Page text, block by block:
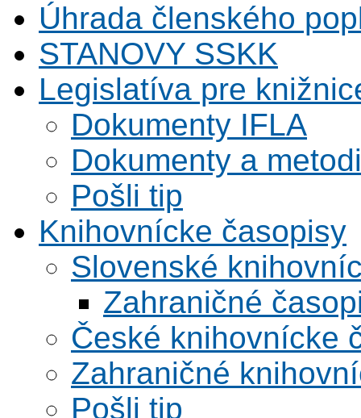
Úhrada členského
STANOVY SSKK
Legislatíva pre
Dokumenty IFLA
Dokumenty a
Pošli tip
Knihovnícke časopisy
Slovenské
Zahraničné
České knihovnícke
Zahraničné
Pošli tip